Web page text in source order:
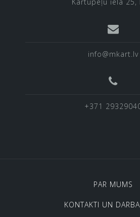
info@mkart.lv
+371
PAR MUMS
KONTAKTI UN